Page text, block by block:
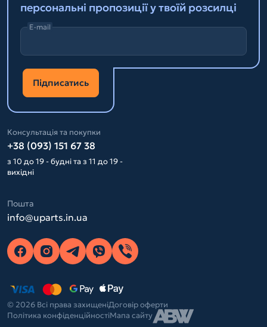
персональні пропозиції у твоїй розсилці
E-mail
Підписатись
Консультація та покупки
+38 (093) 151 67 38
з 10 до 19 - будні та з 11 до 19 -
вихідні
Пошта
info@uparts.in.ua
© 2026 Всі права захищеніДоговір оферти
Політика конфіденційностіМапа сайту